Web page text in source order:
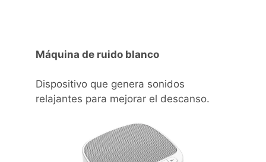
Máquina de ruido blanco
Dispositivo que genera sonidos
relajantes para mejorar el descanso.